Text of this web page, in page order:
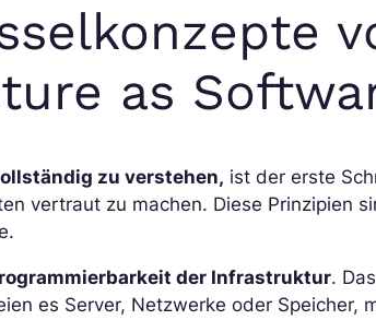
as
zu verstehen, ist der erste
vertraut zu machen. Diese Prinzipien
der Infrastruktur.
es Server, Netzwerke oder Speicher,